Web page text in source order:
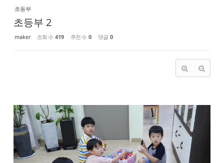
초등부
초등부 2
maker 조회 수 419 추천 수 0 댓글 0